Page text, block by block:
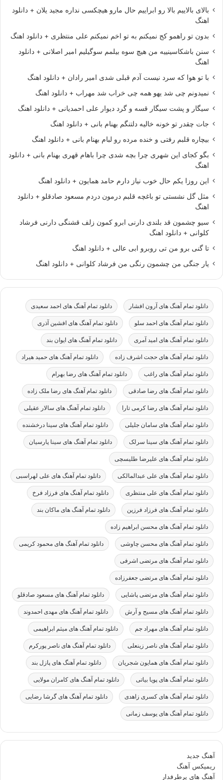
بالای بالاییم بالا رو ابراییم حال مارو هیچکسی نداره مجید یلان + دانلود
اهنگ
بدون تو راهمو کج نمیکنم به تو اخم نمیکنم علی منتظری + دانلود اهنگ
سنن باشکاسینییه من هیچ سوه بیلمم سوگیلیم امیر اصلانی + دانلود
اهنگ
با تو هوا که سرد نیست آدم قبلی شدی امیر رادان + دانلود اهنگ
نمیدونم چی شد یهو همه چی خراب شد مهراب + دانلود اهنگ
سیگار و پشت سیگار قسه و گرد دیوار علی احمدیانی + دانلود اهنگ
جات چقدر تو خونه خالیه دلتنگم بهنام بانی + دانلود اهنگ
بیچاره قلبم رفتی و خنده مرده رو لبام بهنام بانی + دانلود اهنگ
بگو کجای این شهری چرا بچه شدی چرا باهام قهری بهنام بانی + دانلود
اهنگ
این روزا یکم حال خوب نیاز دارم حامد همایون + دانلود اهنگ
مثل گل نشستی تو باغچه قلبم درمون دردم مسعود صادقلو + دانلود
اهنگ
سیو چشمون قد بلندی دارنی ابرو کمون زلف قشنگی دارنی فرشاد
کلوانی + دانلود اهنگ
تا گنی برو من تی روبرو ابی عالی + دانلود اهنگ
یار جنگی من چشمون رنگی من فرشاد کلوانی + دانلود اهنگ
دانلود تمام آهنگ های آرون افشار دانلود تمام آهنگ های احمد سعیدی
دانلود تمام آهنگ های احمد سلو دانلود تمام آهنگ های افشین آذری
دانلود تمام آهنگ های امید آمری دانلود تمام آهنگ های ایوان بند
دانلود تمام آهنگ های حجت اشرف زاده دانلود تمام آهنگ های حمید هیراد
دانلود تمام آهنگ های راغب دانلود تمام آهنگ های رضا بهرام
دانلود تمام آهنگ های رضا صادقی دانلود تمام آهنگ های رضا ملک زاده
دانلود تمام آهنگ های رضا کرمی تارا دانلود تمام آهنگ های سالار عقیلی
دانلود تمام آهنگ های سامان جلیلی دانلود تمام آهنگ های سینا درخشنده
دانلود تمام آهنگ های سینا سرلک دانلود تمام آهنگ های سینا پارسیان
دانلود تمام آهنگ های علیرضا طلیسچی
دانلود تمام آهنگ های علی عبدالمالکی دانلود تمام آهنگ های علی لهراسبی
دانلود تمام آهنگ های علی منتظری دانلود تمام آهنگ های فرزاد فرخ
دانلود تمام آهنگ های فرزاد فرزین دانلود تمام آهنگ های ماکان بند
دانلود تمام آهنگ های محسن ابراهیم زاده
دانلود تمام آهنگ های محسن چاوشی دانلود تمام آهنگ های محمود کریمی
دانلود تمام آهنگ های مرتضی اشرفی
دانلود تمام آهنگ های مرتضی جعفرزاده
دانلود تمام آهنگ های مرتضی پاشایی دانلود تمام آهنگ های مسعود صادقلو
دانلود تمام آهنگ های مسیح و آرش دانلود تمام آهنگ های مهدی احمدوند
دانلود تمام آهنگ های مهراد جم دانلود تمام آهنگ های میثم ابراهیمی
دانلود تمام آهنگ های ناصر زینعلی دانلود تمام آهنگ های ناصر پورکرم
دانلود تمام آهنگ های همایون شجریان دانلود تمام آهنگ های پازل بند
دانلود تمام آهنگ های پویا بیاتی دانلود تمام آهنگ های کامران مولایی
دانلود تمام آهنگ های کسری زاهدی دانلود تمام آهنگ های گرشا رضایی
دانلود تمام آهنگ های یوسف زمانی
آهنگ جدید
ریمیکس آهنگ
آهنگ های پرطرفدار